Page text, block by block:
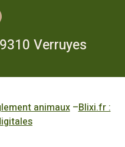
Verruyes
animaux–Blixi.fr :